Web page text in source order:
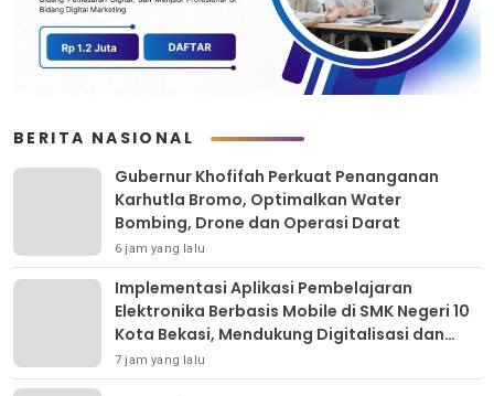
BERITA NASIONAL
Gubernur Khofifah Perkuat Penanganan
Karhutla Bromo, Optimalkan Water
Bombing, Drone dan Operasi Darat
6 jam yang lalu
Implementasi Aplikasi Pembelajaran
Elektronika Berbasis Mobile di SMK Negeri 10
Kota Bekasi, Mendukung Digitalisasi dan
Inovasi Pembelajaran
7 jam yang lalu